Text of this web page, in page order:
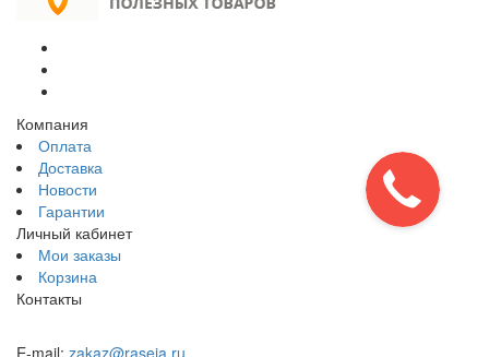
Компания
Оплата
Доставка
Новости
Гарантии
Личный кабинет
Мои заказы
Корзина
Контакты